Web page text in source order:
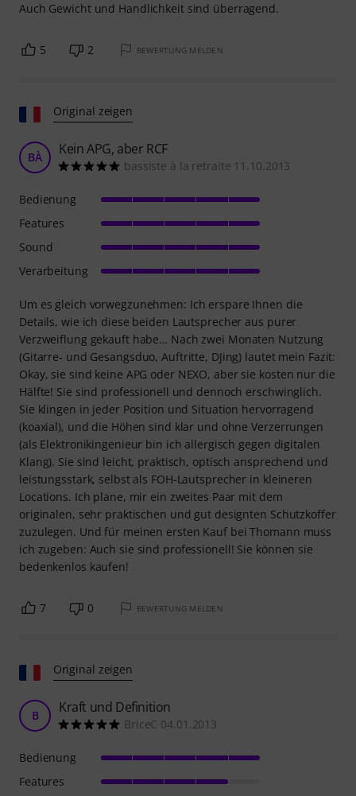
Auch Gewicht und Handlichkeit sind überragend.
5 2 BEWERTUNG MELDEN
Original zeigen
BÀ Kein APG, aber RCF
bassiste à la retraite 11.10.2013
Um es gleich vorwegzunehmen: Ich erspare Ihnen die
Details, wie ich diese beiden Lautsprecher aus purer
Verzweiflung gekauft habe… Nach zwei Monaten Nutzung
(Gitarre- und Gesangsduo, Auftritte, DJing) lautet mein Fazit:
Okay, sie sind keine APG oder NEXO, aber sie kosten nur die
Hälfte! Sie sind professionell und dennoch erschwinglich.
Sie klingen in jeder Position und Situation hervorragend
(koaxial), und die Höhen sind klar und ohne Verzerrungen
(als Elektronikingenieur bin ich allergisch gegen digitalen
Klang). Sie sind leicht, praktisch, optisch ansprechend und
leistungsstark, selbst als FOH-Lautsprecher in kleineren
Locations. Ich plane, mir ein zweites Paar mit dem
originalen, sehr praktischen und gut designten Schutzkoffer
zuzulegen. Und für meinen ersten Kauf bei Thomann muss
ich zugeben: Auch sie sind professionell! Sie können sie
bedenkenlos kaufen!
Bedienung
Features
Sound
Verarbeitung
7 0 BEWERTUNG MELDEN
Original zeigen
B Kraft und Definition
BriceC 04.01.2013
Bedienung
Features